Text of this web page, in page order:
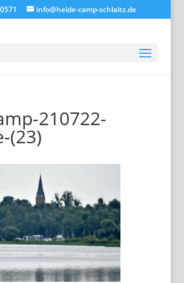
info@heide-camp-schlaitz.de
210722-
(23)